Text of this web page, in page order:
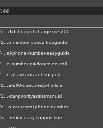
budget-charge-me-200
number-stress-freeguide
...al-phone-number-easyguide
...e-number-guidance-on-call
...n-at-avis-instant-support
200-direct-help-hotline
car-priorityassistmanual
car-rental-phone-number
rental-easy-support-line